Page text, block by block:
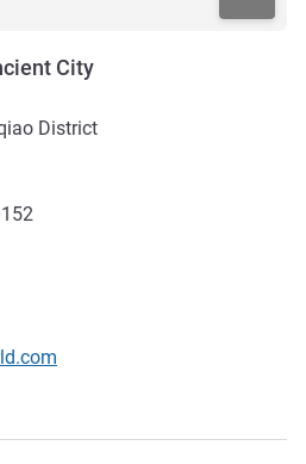
City
District